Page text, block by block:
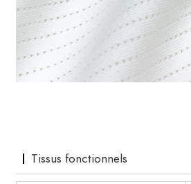
Tissus fonctionnels